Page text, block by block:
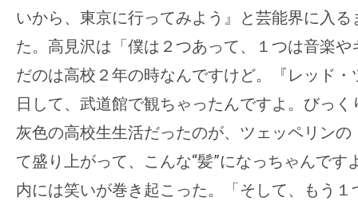
いから、東京に行ってみよう』と芸能界に入
た。高見沢は「僕は２つあって、１つは音楽
だのは高校２年の時なんですけど。『レッド
日して、武道館で観ちゃったんですよ。びっ
灰色の高校生生活だったのが、ツェッペリン
て盛り上がって、こんな“髪”になっちゃんです
内には笑いが巻き起こった。「そして、もう